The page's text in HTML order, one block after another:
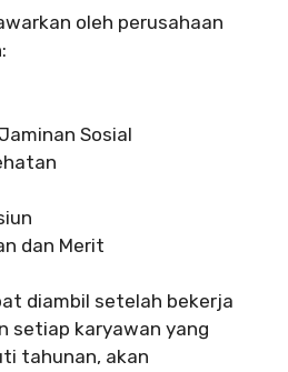
oleh perusahaan
Sosial
dan Merit
diambil setelah bekerja
setiap karyawan yang
tahunan, akan